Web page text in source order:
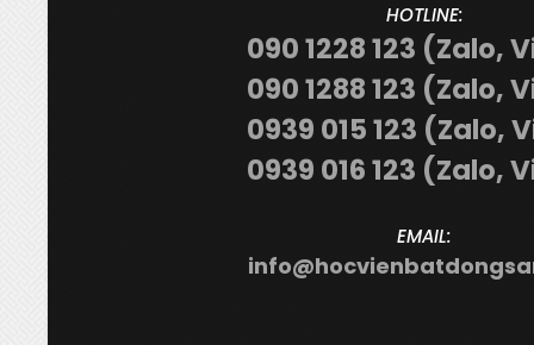
HOTLINE:
090 1228 123 (Zalo,
090 1288 123 (Zalo,
0939 015 123 (Zalo,
0939 016 123 (Zalo,
EMAIL: